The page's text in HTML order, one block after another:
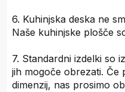
6. Kuhinjska deska ne
Naše kuhinjske plošče
7. Standardni izdelki so
jih mogoče obrezati. Če
dimenzij, nas prosimo